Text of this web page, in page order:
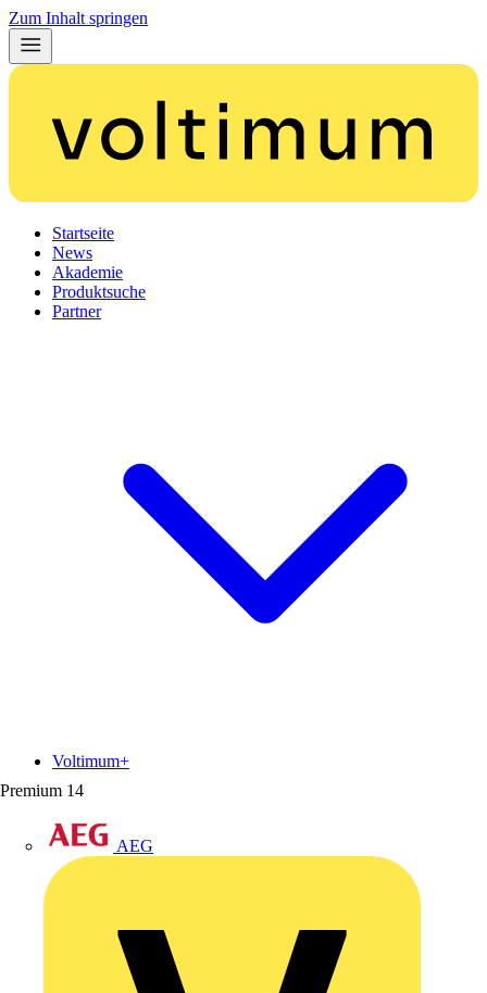
Zum Inhalt springen
Startseite
News
Akademie
Produktsuche
Partner
Premium 14
AEG
Voltimum+